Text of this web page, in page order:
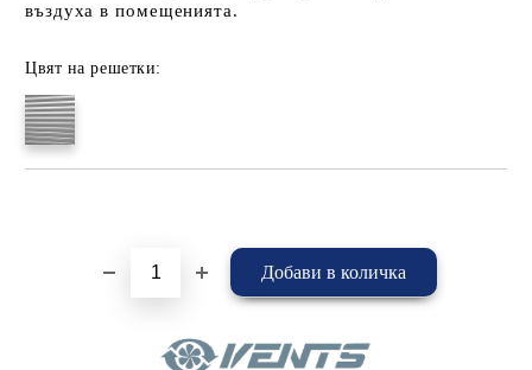
въздуха в помещенията.
Цвят на решетки: